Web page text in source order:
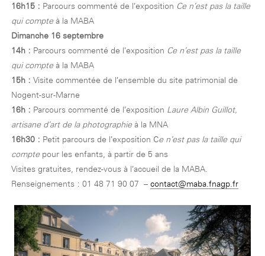
16h15 : Parcours commenté de l’exposition Ce n’est pas la taille
qui compteà la MABA
Dimanche 16 septembre
14h : Parcours commenté de l’exposition Ce n’est pas la taille
qui compteà la MABA
15h : Visite commentée de l’ensemble du site patrimonial de
Nogent-sur-Marne
16h : Parcours commenté de l’exposition Laure Albin Guillot,
artisane d’art de la photographieà la MNA
16h30 : Petit parcours de l’exposition Ce n’est pas la taille qui
comptepour les enfants, à partir de 5 ans
Visites gratuites, rendez-vous à l’accueil de la MABA.
Renseignements : 01 48 71 90 07 –contact@maba.fnagp.fr